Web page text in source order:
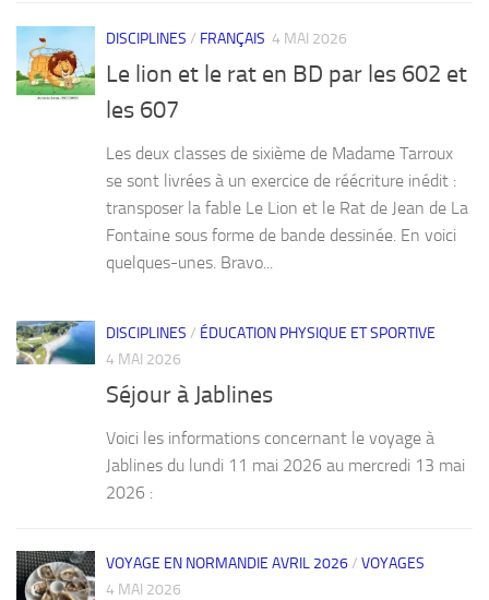
DISCIPLINES / FRANÇAIS 4 MAI 2026
Le lion et le rat en BD par les 602 et
les 607
Les deux classes de sixième de Madame Tarroux
se sont livrées à un exercice de réécriture inédit :
transposer la fable Le Lion et le Rat de Jean de La
Fontaine sous forme de bande dessinée. En voici
quelques-unes. Bravo...
DISCIPLINES / ÉDUCATION PHYSIQUE ET SPORTIVE
4 MAI 2026
Séjour à Jablines
Voici les informations concernant le voyage à
Jablines du lundi 11 mai 2026 au mercredi 13 mai
2026 :
VOYAGE EN NORMANDIE AVRIL 2026/ VOYAGES
4 MAI 2026